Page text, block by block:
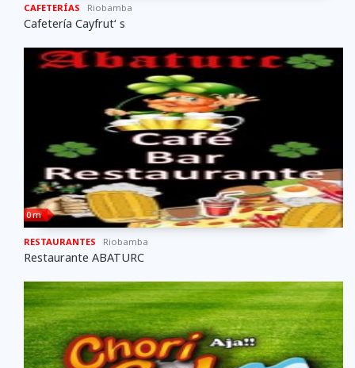
CAFETERÍAS Riobamba
Cafetería Cayfrut‘ s
0 m
RESTAURANTES Riobamba
Restaurante ABATURC